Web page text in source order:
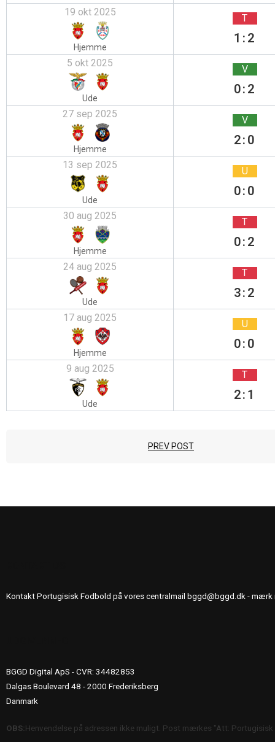
19 okt 2025
Hjemme
T
1:2
5 okt 2025
Ude
V
0:2
27 sep 2025
Hjemme
V
2:0
13 sep 2025
Ude
U
0:0
30 aug 2025
Hjemme
T
0:2
24 aug 2025
Ude
T
3:2
17 aug 2025
Hjemme
U
0:0
9 aug 2025
Ude
T
2:1
PREV POST
Kontakt Portugisisk Fodbold på vores centralmail bggd@bggd.dk - mærk
BGGD Digital ApS - CVR: 34482853
Dalgas Boulevard 48 - 2000 Frederiksberg
Danmark
OBS:Henvendelse på adressen ikke muligt. Post mærkes "Att: